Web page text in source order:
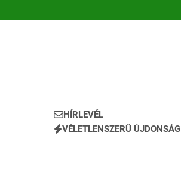
HÍRLEVÉL
VÉLETLENSZERŰ ÚJDONSÁG